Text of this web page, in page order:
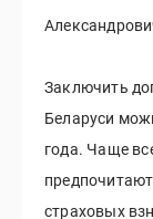
Заключить
Беларуси
года. Чаще
страховых